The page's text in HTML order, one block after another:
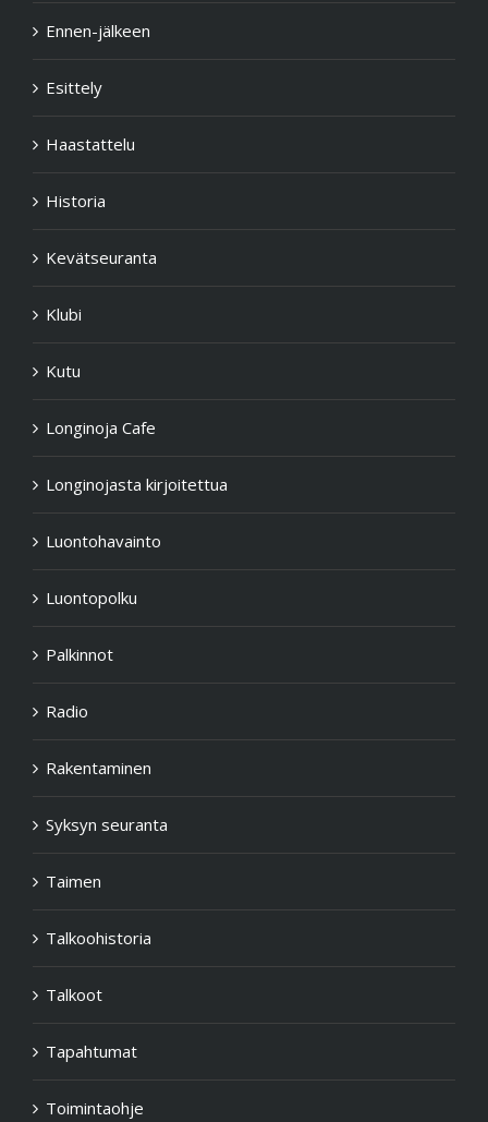
Ennen-jälkeen
Esittely
Haastattelu
Historia
Kevätseuranta
Klubi
Kutu
Longinoja Cafe
Longinojasta kirjoitettua
Luontohavainto
Luontopolku
Palkinnot
Radio
Rakentaminen
Syksyn seuranta
Taimen
Talkoohistoria
Talkoot
Tapahtumat
Toimintaohje